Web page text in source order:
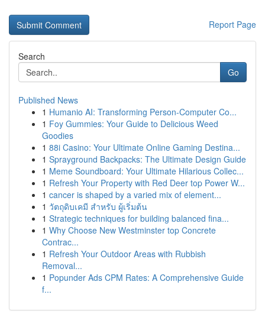
Report Page
Search
Go
Published News
1 Humanio AI: Transforming Person-Computer Co...
1 Foy Gummies: Your Guide to Delicious Weed
Goodies
1 88i Casino: Your Ultimate Online Gaming Destina...
1 Sprayground Backpacks: The Ultimate Design Guide
1 Meme Soundboard: Your Ultimate Hilarious Collec...
1 Refresh Your Property with Red Deer top Power W...
1 cancer is shaped by a varied mix of element...
1 วัตถุดิบเคมี สำหรับ ผู้เริ่มต้น
1 Strategic techniques for building balanced fina...
1 Why Choose New Westminster top Concrete
Contrac...
1 Refresh Your Outdoor Areas with Rubbish
Removal...
1 Popunder Ads CPM Rates: A Comprehensive Guide
f...